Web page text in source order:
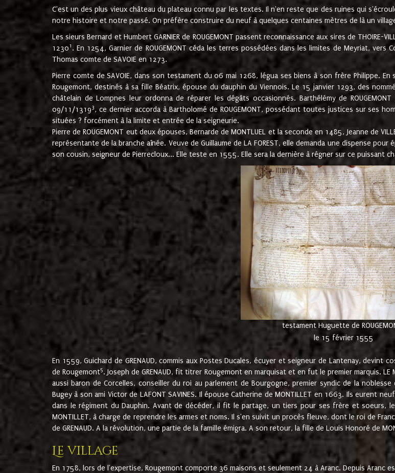
C'est un des plus vieux château du plateau connu par les textes. Il n'en reste que des ruines qui
notre histoire et notre passé. On préfère construire du neuf à quelques centaines mètres de là un
Les sieurs Bernard et Humbert GARNIER de ROUGEMONT passent reconnaissance aux sires de
12301 . En 1254, Garnier de ROUGEMONT céda les terres possédées dans les limites de Meyriat, vers
Thomas comte de SAVOIE en 1273.
Pierre comte de SAVOIE, dans son testament du 06 mai 1268, légua ses biens à son frère Philippe.
Rougemont, destinés à sa fille Béatrix, épouse du dauphin du Viennois. Le 15 janvier 1293, des
châtelain de Lompnes leur ordonna de réparer les dégâts occasionnés. Barthélémy de
09/11/13193, ce dernier accorda à Bartholomé de ROUGEMONT, possédant toutes justices sur ses
situées ? forcément à la limite et entrée de la seigneurie.
Pierre de ROUGEMONT eut deux épouses, Bernarde de MONTLUEL et la seconde en 1485, Jeanne de
représentante de la branche aînée. Veuve de Guillaume de LA FOREST, elle demanda une dispense
son cousin, seigneur de Pierrecloux... Elle teste en 1555. Elle sera la dernière à régner sur ce puissant
testament Huguette de
le 15 février 1555
En 1559, Guichard de GRENAUD, commis aux Postes Ducales, écuyer et seigneur de Lantenay,
de Rougemont5. Joseph de GRENAUD, fit titrer Rougemont en marquisat et en fut le premier marquis.
aussi baron de Corcelles, conseiller du roi au parlement de Bourgogne, premier syndic de la
Bugey à son ami Victor de LAFONT SAVINES. Il épouse Catherine de MONTILLET en 1663. Ils eurent
dans le régiment du Dauphin. Avant de décéder, il fit le partage, un tiers pour ses frère et soeurs,
MONTILLET, à charge de reprendre les armes et noms. Il s'en suivit un procès fleuve, dont le roi de
de GRENAUD. A la révolution, une partie de la famille émigra. A son retour, la fille de Louis Honoré de
Le village
En 1758, lors de l'expertise, Rougemont comporte 36 maisons et seulement 24 à Aranc. Depuis Aranc